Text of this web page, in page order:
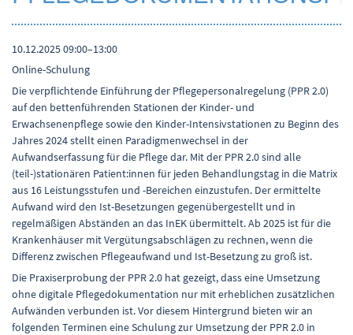
10.12.2025 09:00–13:00
Online-Schulung
Die verpflichtende Einführung der Pflegepersonalregelung (PPR 2.0)
auf den bettenführenden Stationen der Kinder- und
Erwachsenenpflege sowie den Kinder-Intensivstationen zu Beginn des
Jahres 2024 stellt einen Paradigmenwechsel in der
Aufwandserfassung für die Pflege dar. Mit der PPR 2.0 sind alle
(teil-)stationären Patient:innen für jeden Behandlungstag in die Matrix
aus 16 Leistungsstufen und -Bereichen einzustufen. Der ermittelte
Aufwand wird den Ist-Besetzungen gegenübergestellt und in
regelmäßigen Abständen an das InEK übermittelt. Ab 2025 ist für die
Krankenhäuser mit Vergütungsabschlägen zu rechnen, wenn die
Differenz zwischen Pflegeaufwand und Ist-Besetzung zu groß ist.
Die Praxiserprobung der PPR 2.0 hat gezeigt, dass eine Umsetzung
ohne digitale Pflegedokumentation nur mit erheblichen zusätzlichen
Aufwänden verbunden ist. Vor diesem Hintergrund bieten wir an
folgenden Terminen eine Schulung zur Umsetzung der PPR 2.0 in